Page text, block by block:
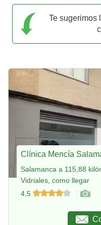
Te sugerimos
Clínica Mencía
Salamanca a 115,88
Vidriales, como llegar
4,5